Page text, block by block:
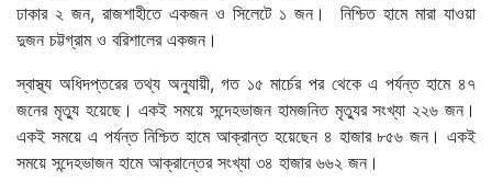
ঢাকার ২ জন, রাজশাহীতে একজন ও সিলেটে ১ জন। নিশ্চিত হামে মারা যাওয়া
দুজন চট্টগ্রাম ও বরিশালের একজন।
স্বাস্থ্য অধিদপ্তরের তথ্য অনুযায়ী, গত ১৫ মার্চের পর থেকে এ পর্যন্ত হামে ৪৭
জনের মৃত্যু হয়েছে। একই সময়ে সন্দেহভাজন হামজনিত মৃত্যুর সংখ্যা ২২৬ জন।
একই সময়ে এ পর্যন্ত নিশ্চিত হামে আক্রান্ত হয়েছেন ৪ হাজার ৮৫৬ জন। একই
সময়ে সন্দেহভাজন হামে আক্রান্তের সংখ্যা ৩৪ হাজার ৬৬২ জন।